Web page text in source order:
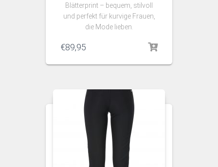
Blätterprint – bequem, stilvoll
und perfekt für kurvige Frauen,
die Mode lieben.
€89,95